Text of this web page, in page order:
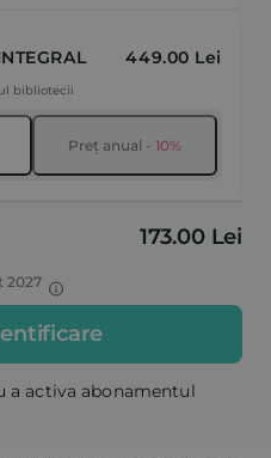
449.00 Lei
bibliotecii
Preț anual - 10%
173.00 Lei
2027
a activa abonamentul